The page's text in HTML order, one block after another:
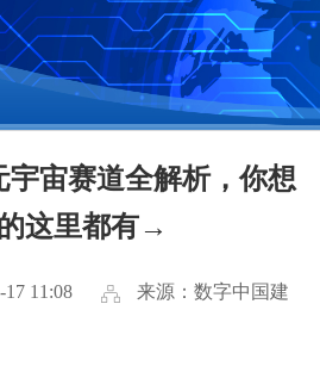
宇宙赛道全解析，你想
这里都有→
11:08
来源：数字中国建